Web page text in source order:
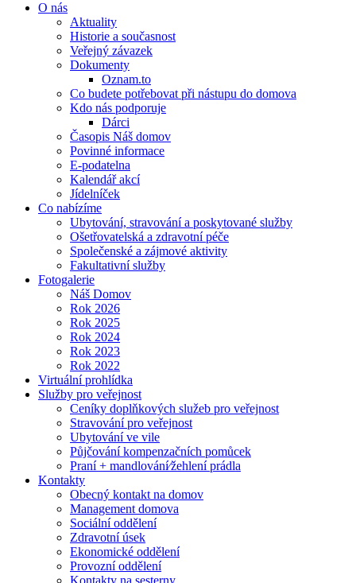
O nás
Aktuality
Historie a současnost
Veřejný závazek
Dokumenty
Oznam.to
Co budete potřebovat při nástupu do domova
Kdo nás podporuje
Dárci
Časopis Náš domov
Povinné informace
E-podatelna
Kalendář akcí
Jídelníček
Co nabízíme
Ubytování, stravování a poskytované služby
Ošetřovatelská a zdravotní péče
Společenské a zájmové aktivity
Fakultativní služby
Fotogalerie
Náš Domov
Rok 2026
Rok 2025
Rok 2024
Rok 2023
Rok 2022
Virtuální prohlídka
Služby pro veřejnost
Ceníky doplňkových služeb pro veřejnost
Stravování pro veřejnost
Ubytování ve vile
Půjčování kompenzačních pomůcek
Praní + mandlování⁄žehlení prádla
Kontakty
Obecný kontakt na domov
Management domova
Sociální oddělení
Zdravotní úsek
Ekonomické oddělení
Provozní oddělení
Kontakty na sesterny